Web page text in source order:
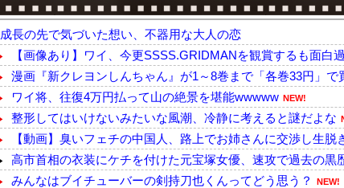
成長の先で気づいた想い、不器用な大人の恋
【画像あり】ワイ、今更SSSS.GRIDMANを観賞するも面白
漫画『新クレヨンしんちゃん』が1～8巻まで「各巻33円」で
ワイ将、往復4万円払って山の絶景を堪能wwwww NEW!
整形してはいけないみたいな風潮、冷静に考えると謎だよな
【動画】臭いフェチの中国人、路上でお姉さんに交渉し生脱
高市首相の衣装にケチを付けた元宝塚女優、速攻で過去の黒
みんなはブイチューバーの剣持刀也くんってどう思う？ NEW!